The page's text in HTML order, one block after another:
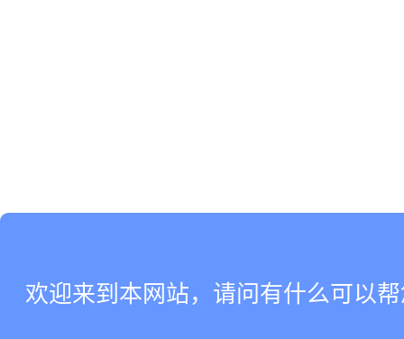
欢迎来到本网站，请问有什么可以